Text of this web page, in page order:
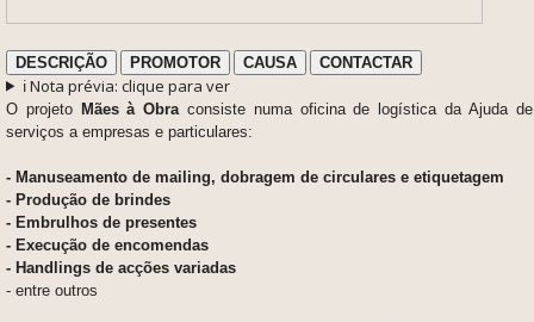
DESCRIÇÃO PROMOTOR CAUSA CONTACTAR
ℹ️ Nota prévia: clique para ver
O projeto Mães à Obra consiste numa oficina de logística da Ajuda
serviços a empresas e particulares:
- Manuseamento de mailing, dobragem de circulares e etiquetagem
- Produção de brindes
- Embrulhos de presentes
- Execução de encomendas
- Handlings de acções variadas
- entre outros